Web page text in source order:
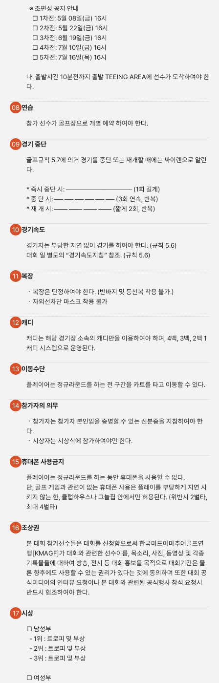
※ 조편성 공지 안내
□ 1차전: 5월 08일(금) 16시
□ 2차전: 5월 22일(금) 16시
□ 3차전: 6월 19일(금) 16시
□ 4차전: 7월 10일(금) 16시
□ 5차전: 7월 16일(목) 16시
나. 출발시간 10분전까지 출발 TEEING AREA에 선수가 도착하여야 한
다.
08 연습
참가 선수가 골프장으로 개별 예약 하여야 한다.
09 경기 중단
골프규칙 5.7에 의거 경기를 중단 또는 재개할 때에는 싸이렌으로 알린
다.
* 즉시 중단 시: ─────────────── (1회 길게)
* 중 단 시: ── ── ── ── ── ── (3회 연속, 반복)
* 재 개 시: ─── ─── ─── ─── (짧게 2회, 반복)
10 경기속도
경기자는 부당한 지연 없이 경기를 하여야 한다. (규칙 5.6)
대회 일 별도의 “경기속도지침” 참조. (규칙 5.6)
11 복장
ㆍ복장은 단정하여야 한다. (반바지 및 등산복 착용 불가.)
ㆍ자외선차단 마스크 착용 불가
12 캐디
캐디는 해당 경기장 소속의 캐디만을 이용하여야 하며, 4백, 3백, 2백 1
캐디 시스템으로 운영된다.
13 이동수단
플레이어는 정규라운드를 하는 전 구간을 카트를 타고 이동할 수 있다.
14 참가자의 의무
ㆍ참가자는 참가자 본인임을 증명할 수 있는 신분증을 지참하여야 한
다.
ㆍ시상자는 시상식에 참가하여야만 한다.
15 휴대폰 사용금지
플레이어는 정규라운드를 하는 동안 휴대폰을 사용할 수 없다.
단, 골프 게임과 관련이 없는 휴대폰 사용은 플레이를 부당하게 지연 시
키지 않는 한, 클럽하우스나 그늘집 안에서만 허용된다. (위반시 2벌타,
최대 4벌타)
16 초상권
본 대회 참가선수들은 대회를 신청함으로써 한국미드아마추어골프연
맹[KMAGF]가 대회와 관련한 선수이름, 목소리, 사진, 동영상 및 각종
기록물들에 대하여 방송, 전시 등 대회 홍보를 목적으로 대회기간은 물
론 향후에도 사용할 수 있는 권리가 있다는 것에 동의하며 또한 대회 공
식미디어의 인터뷰 요청이나 본 대회와 관련된 공식행사 참석 요청시
반드시 협조하여야 한다.
17 시상
□ 남성부
- 1위 : 트로피 및 부상
- 2위 : 트로피 및 부상
- 3위 : 트로피 및 부상
□ 여성부